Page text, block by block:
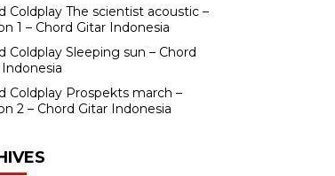
Coldplay The scientist acoustic –
1 – Chord Gitar Indonesia
Coldplay Sleeping sun – Chord
Coldplay Prospekts march –
2 – Chord Gitar Indonesia